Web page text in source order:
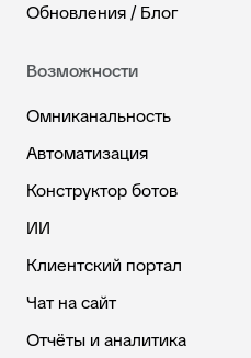
Обновления / Блог
Возможности
Омниканальность
Автоматизация
Конструктор ботов
ИИ
Клиентский портал
Чат на сайт
Отчёты и аналитика